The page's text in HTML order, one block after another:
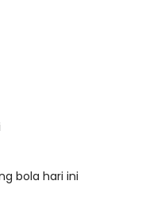
bola hari ini